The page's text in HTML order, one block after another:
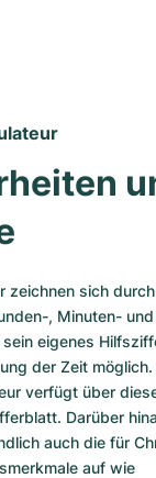
zeichnen sich
, Minuten-
eigenes
der Zeit
verfügt über
Darüber
auch die für
auf wie